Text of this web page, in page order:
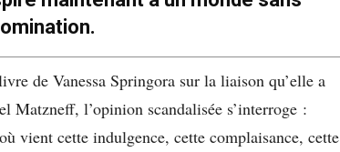
de Vanessa Springora sur la liaison qu’elle a
Matzneff, l’opinion scandalisée s’interroge :
vient cette indulgence, cette complaisance, cette